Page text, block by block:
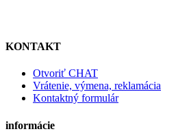
KONTAKT
Otvoriť CHAT
Vrátenie, výmena, reklamácia
Kontaktný formulár
informácie